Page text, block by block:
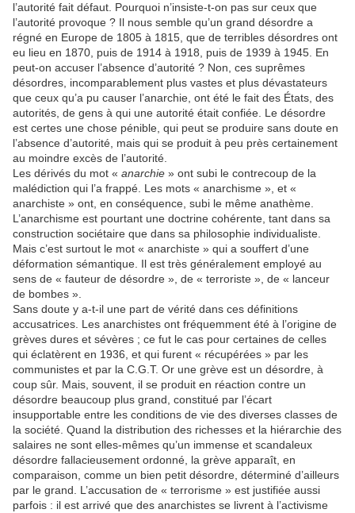
l’autorité fait défaut. Pourquoi n’insiste-t-on pas sur ceux que
l’autorité provoque ? Il nous semble qu’un grand désordre a
régné en Europe de 1805 à 1815, que de terribles désordres ont
eu lieu en 1870, puis de 1914 à 1918, puis de 1939 à 1945. En
peut-on accuser l’absence d’autorité ? Non, ces suprêmes
désordres, incomparablement plus vastes et plus dévastateurs
que ceux qu’a pu causer l’anarchie, ont été le fait des États, des
autorités, de gens à qui une autorité était confiée. Le désordre
est certes une chose pénible, qui peut se produire sans doute en
l’absence d’autorité, mais qui se produit à peu près certainement
au moindre excès de l’autorité.
Les dérivés du mot « anarchie » ont subi le contrecoup de la
malédiction qui l’a frappé. Les mots « anarchisme », et «
anarchiste » ont, en conséquence, subi le même anathème.
L’anarchisme est pourtant une doctrine cohérente, tant dans sa
construction sociétaire que dans sa philosophie individualiste.
Mais c’est surtout le mot « anarchiste » qui a souffert d’une
déformation sémantique. Il est très généralement employé au
sens de « fauteur de désordre », de « terroriste », de « lanceur
de bombes ».
Sans doute y a-t-il une part de vérité dans ces définitions
accusatrices. Les anarchistes ont fréquemment été à l’origine de
grèves dures et sévères ; ce fut le cas pour certaines de celles
qui éclatèrent en 1936, et qui furent « récupérées » par les
communistes et par la C.G.T. Or une grève est un désordre, à
coup sûr. Mais, souvent, il se produit en réaction contre un
désordre beaucoup plus grand, constitué par l’écart
insupportable entre les conditions de vie des diverses classes de
la société. Quand la distribution des richesses et la hiérarchie des
salaires ne sont elles-mêmes qu’un immense et scandaleux
désordre fallacieusement ordonné, la grève apparaît, en
comparaison, comme un bien petit désordre, déterminé d’ailleurs
par le grand. L’accusation de « terrorisme » est justifiée aussi
parfois : il est arrivé que des anarchistes se livrent à l’activisme